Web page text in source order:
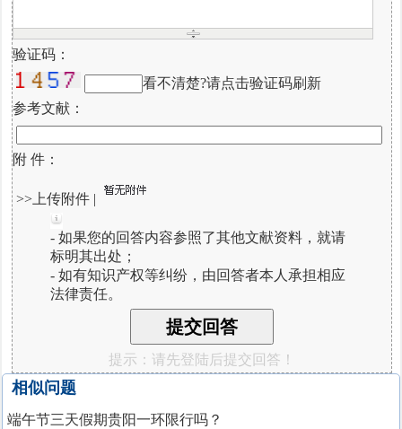
验证码：
看不清楚?请点击验证码刷新
参考文献：
附 件：
>>上传附件 |
- 如果您的回答内容参照了其他文献资料，就请
标明其出处；
- 如有知识产权等纠纷，由回答者本人承担相应
法律责任。
提示：请先登陆后提交回答！
相似问题
端午节三天假期贵阳一环限行吗？